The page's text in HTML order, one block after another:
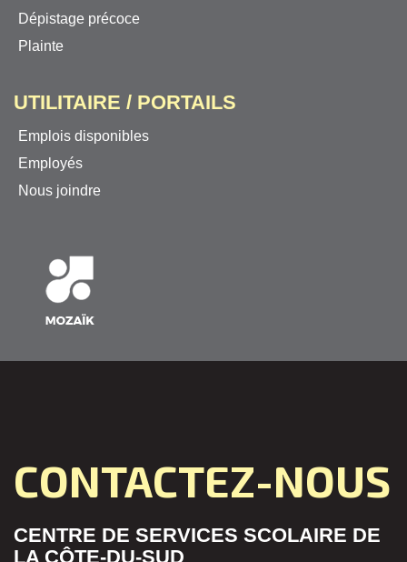
Dépistage précoce
Plainte
UTILITAIRE / PORTAILS
Emplois disponibles
Employés
Nous joindre
CONTACTEZ-NOUS
CENTRE DE SERVICES SCOLAIRE DE
LA CÔTE-DU-SUD